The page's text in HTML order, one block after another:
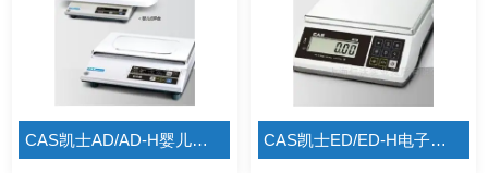
CAS凯士AD/AD-H婴儿托盘电子计重秤 CAS凯士ED/ED-H电子计重秤